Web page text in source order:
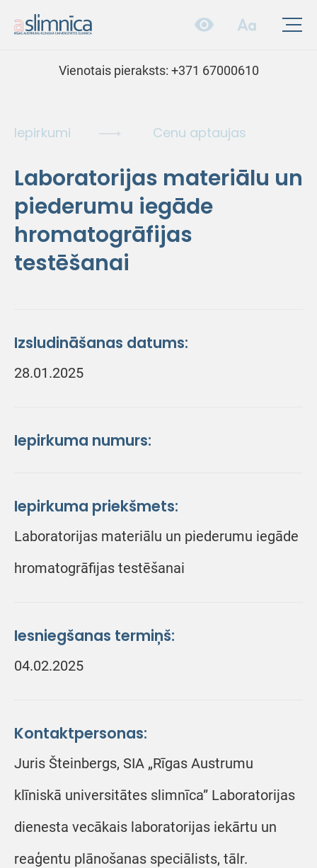
Vienotais pieraksts: +371 67000610
Iepirkumi Cenu aptaujas
Laboratorijas materiālu un
piederumu iegāde
hromatogrāfijas
testēšanai
Izsludināšanas datums:
28.01.2025
Iepirkuma numurs:
Iepirkuma priekšmets:
Laboratorijas materiālu un piederumu iegāde
hromatogrāfijas testēšanai
Iesniegšanas termiņš:
04.02.2025
Kontaktpersonas:
Juris Šteinbergs, SIA „Rīgas Austrumu
klīniskā universitātes slimnīca” Laboratorijas
dienesta vecākais laboratorijas iekārtu un
reaģentu plānošanas speciālists, tālr.